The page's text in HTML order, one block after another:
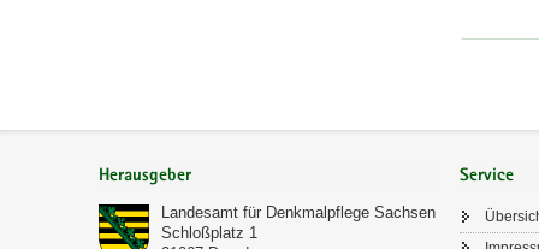
Herausgeber
Landesamt für Denkmalpflege Sachsen
Schloßplatz 1
Service